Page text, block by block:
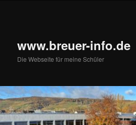
www.breuer-info.de
Die Webseite für meine Schüler